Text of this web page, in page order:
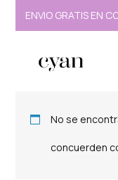
ENVÍO GRATIS EN
No se
concuerden